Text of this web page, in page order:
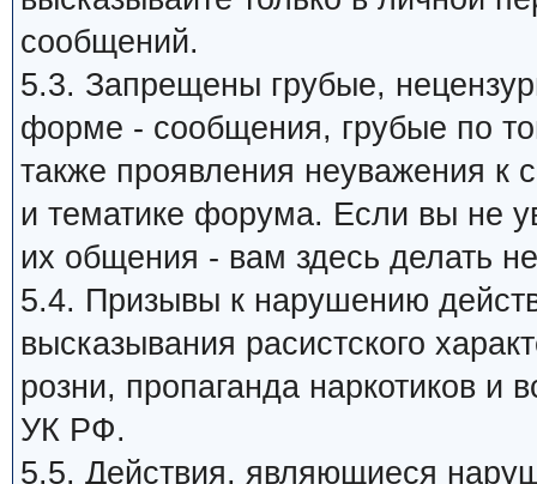
сообщений.
5.3. Запрещены грубые,
форме - сообщения, грубые по
также проявления неуважения
и тематике форума. Если вы не
их общения - вам здесь делать
5.4. Призывы к нарушению
высказывания расистского
розни, пропаганда наркотиков и
УК РФ.
5.5. Действия, являющиеся